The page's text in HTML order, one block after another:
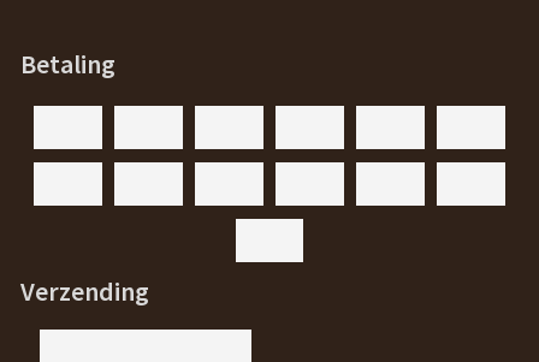
Betaling
Verzending